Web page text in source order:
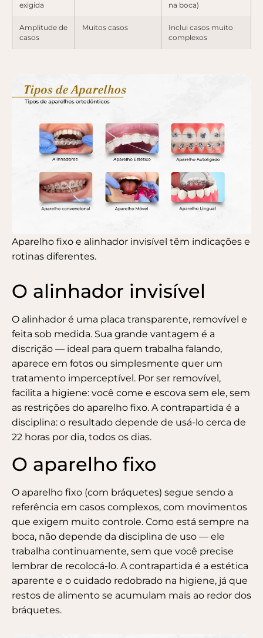
exigida
na boca)
Amplitude de
casos
Muitos casos
Inclui casos muito
complexos
Aparelho fixo e alinhador invisível têm indicações e
rotinas diferentes.
O alinhador invisível
O alinhador é uma placa transparente, removível e
feita sob medida. Sua grande vantagem é a
discrição — ideal para quem trabalha falando,
aparece em fotos ou simplesmente quer um
tratamento imperceptível. Por ser removível,
facilita a higiene: você come e escova sem ele, sem
as restrições do aparelho fixo. A contrapartida é a
disciplina: o resultado depende de usá-lo cerca de
22 horas por dia, todos os dias.
O aparelho fixo
O aparelho fixo (com bráquetes) segue sendo a
referência em casos complexos, com movimentos
que exigem muito controle. Como está sempre na
boca, não depende da disciplina de uso — ele
trabalha continuamente, sem que você precise
lembrar de recolocá-lo. A contrapartida é a estética
aparente e o cuidado redobrado na higiene, já que
restos de alimento se acumulam mais ao redor dos
bráquetes.